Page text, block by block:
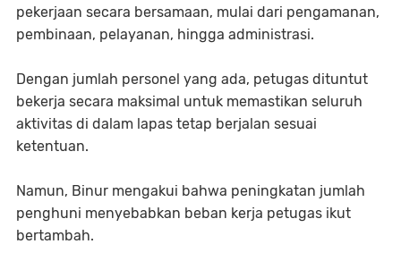
pekerjaan secara bersamaan, mulai dari pengamanan,
pembinaan, pelayanan, hingga administrasi.
Dengan jumlah personel yang ada, petugas dituntut
bekerja secara maksimal untuk memastikan seluruh
aktivitas di dalam lapas tetap berjalan sesuai
ketentuan.
Namun, Binur mengakui bahwa peningkatan jumlah
penghuni menyebabkan beban kerja petugas ikut
bertambah.